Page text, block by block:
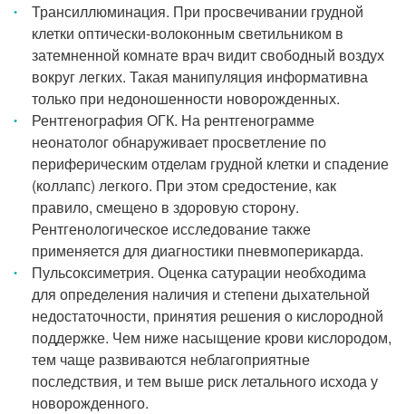
Трансиллюминация. При просвечивании грудной
клетки оптически-волоконным светильником в
затемненной комнате врач видит свободный воздух
вокруг легких. Такая манипуляция информативна
только при недоношенности новорожденных.
Рентгенография ОГК. На рентгенограмме
неонатолог обнаруживает просветление по
периферическим отделам грудной клетки и спадение
(коллапс) легкого. При этом средостение, как
правило, смещено в здоровую сторону.
Рентгенологическое исследование также
применяется для диагностики пневмоперикарда.
Пульсоксиметрия. Оценка сатурации необходима
для определения наличия и степени дыхательной
недостаточности, принятия решения о кислородной
поддержке. Чем ниже насыщение крови кислородом,
тем чаще развиваются неблагоприятные
последствия, и тем выше риск летального исхода у
новорожденного.